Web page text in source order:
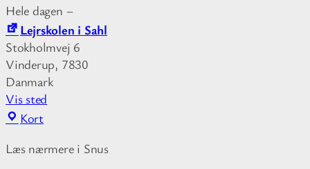
Hele dagen –
Lejrskolen i Sahl
Stokholmvej 6
Vinderup, 7830
Danmark
Vis sted
KortL
j
Læs nærmere i Snus